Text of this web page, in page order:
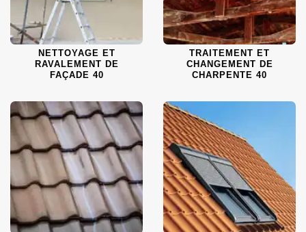
NETTOYAGE ET
RAVALEMENT DE
FAÇADE 40
TRAITEMENT ET
CHANGEMENT DE
CHARPENTE 40